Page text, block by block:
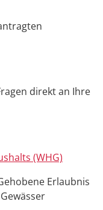
direkt an Ihre
(WHG)
Erlaubnis